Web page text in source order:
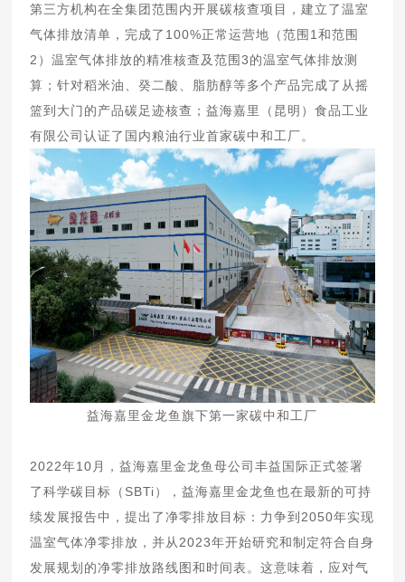
第三方机构在全集团范围内开展碳核查项目，建立了温室
气体排放清单，完成了100%正常运营地（范围1和范围
2）温室气体排放的精准核查及范围3的温室气体排放测
算；针对稻米油、癸二酸、脂肪醇等多个产品完成了从摇
篮到大门的产品碳足迹核查；益海嘉里（昆明）食品工业
有限公司认证了国内粮油行业首家碳中和工厂。
益海嘉里金龙鱼旗下第一家碳中和工厂
2022年10月，益海嘉里金龙鱼母公司丰益国际正式签署
了科学碳目标（SBTi），益海嘉里金龙鱼也在最新的可持
续发展报告中，提出了净零排放目标：力争到2050年实现
温室气体净零排放，并从2023年开始研究和制定符合自身
发展规划的净零排放路线图和时间表。这意味着，应对气